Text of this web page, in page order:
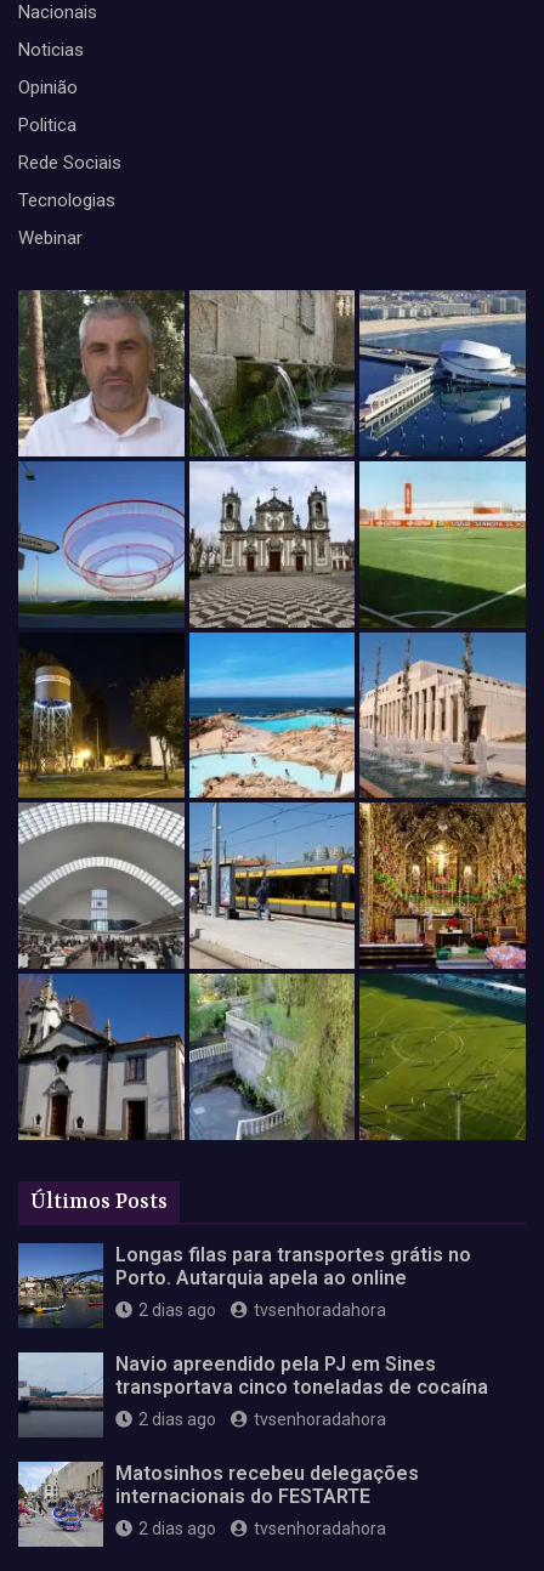
Nacionais
Noticias
Opinião
Politica
Rede Sociais
Tecnologias
Webinar
Últimos Posts
Longas filas para transportes grátis no
Porto. Autarquia apela ao online
2 dias ago tvsenhoradahora
Navio apreendido pela PJ em Sines
transportava cinco toneladas de cocaína
2 dias ago tvsenhoradahora
Matosinhos recebeu delegações
internacionais do FESTARTE
2 dias ago tvsenhoradahora